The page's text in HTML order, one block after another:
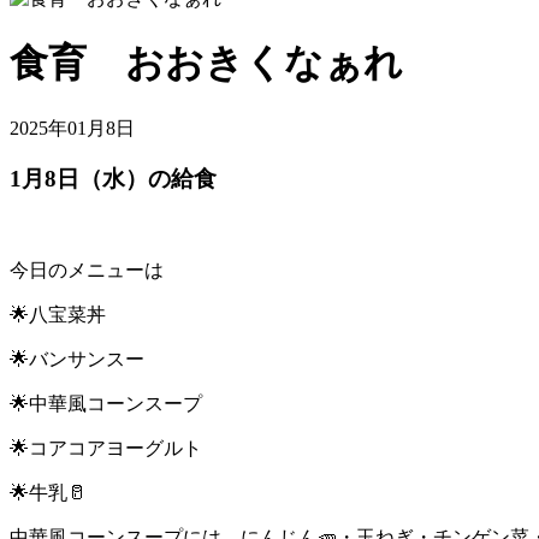
食育 おおきくなぁれ
2025年01月8日
1月8日（水）の給食
今日のメニューは
🌟八宝菜丼
🌟バンサンスー
🌟中華風コーンスープ
🌟コアコアヨーグルト
🌟牛乳🥛